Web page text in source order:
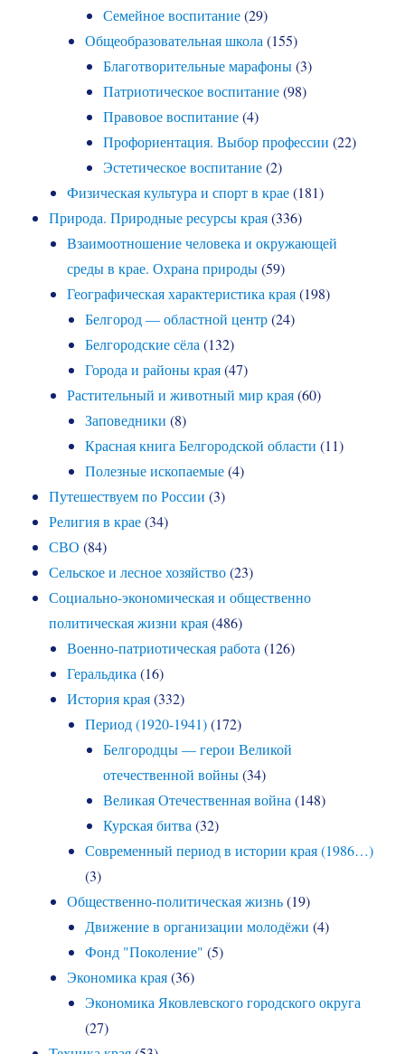
Семейное воспитание(29)
Общеобразовательная школа (155)
Благотворительные марафоны(3)
Патриотическое воспитание(98)
Правовое воспитание(4)
Профориентация. Выбор профессии (22)
Эстетическое воспитание(2)
Физическая культура и спорт в крае(181)
Природа. Природные ресурсы края(336)
Взаимоотношение человека и окружающей
среды в крае. Охрана природы(59)
Географическая характеристика края(198)
Белгород — областной центр(24)
Белгородские сёла (132)
Города и районы края(47)
Растительный и животный мир края(60)
Заповедники (8)
Красная книга Белгородской области (11)
Полезные ископаемые(4)
Путешествуем по России (3)
Религия в крае(34)
СВО (84)
Сельское и лесное хозяйство(23)
Социально-экономическая и общественно
политическая жизни края(486)
Военно-патриотическая работа (126)
Геральдика (16)
История края(332)
Период (1920-1941)(172)
Белгородцы — герои Великой
отечественной войны(34)
Великая Отечественная война (148)
Курская битва (32)
Современный период в истории края (1986…)
(3)
Общественно-политическая жизнь(19)
Движение в организации молодёжи (4)
Фонд "Поколение" (5)
Экономика края(36)
Экономика Яковлевского городского округа
(27)